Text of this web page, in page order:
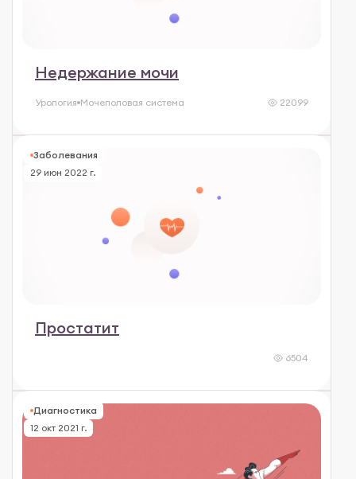
Недержание мочи
Урология Мочеполовая система 22099
Заболевания
29 июн 2022 г.
Простатит
6504
Диагностика
12 окт 2021 г.